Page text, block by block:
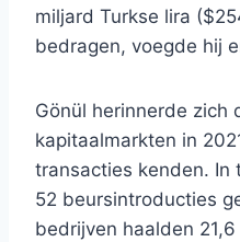
miljard Turkse lira
bedragen, voegde hij
Gönül herinnerde zich
kapitaalmarkten in
transacties kenden.
52 beursintroducties
bedrijven haalden